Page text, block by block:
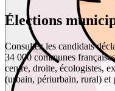
Élections
Consultez les candidats
34 000 communes
centre, droite, écologistes,
(urbain, périurbain, rural) et